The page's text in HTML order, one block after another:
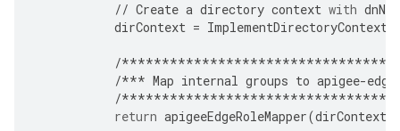
// Create a directory context with
dirContext =
/
/*** Map internal groups to apigee-edge
/
return apigeeEdgeRoleMapper(dirContext